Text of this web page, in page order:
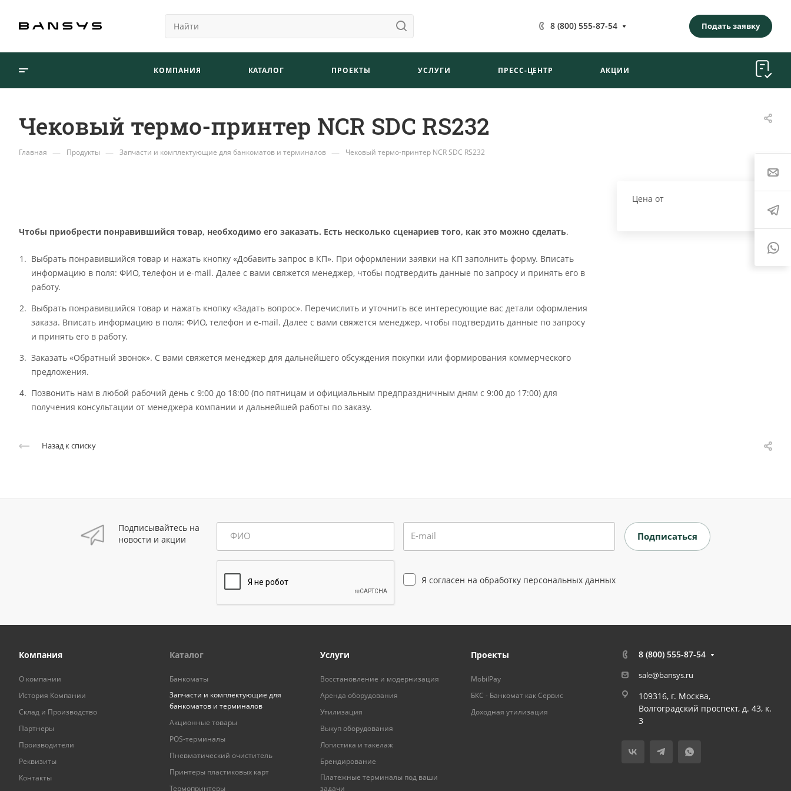
8 (800) 555-87-54 Подать заявку
КОМПАНИЯ КАТАЛОГ ПРОЕКТЫ УСЛУГИ ПРЕСС-ЦЕНТР АКЦИИ
Чековый термо-принтер NCR SDC RS232
Главная — Продукты — Запчасти и комплектующие для банкоматов и терминалов — Чековый термо-принтер NCR SDC RS232
Цена от
Чтобы приобрести понравившийся товар, необходимо его заказать. Есть несколько сценариев того, как это можно сделать.
Выбрать понравившийся товар и нажать кнопку «Добавить запрос в КП». При оформлении заявки на КП заполнить форму. Вписать
информацию в поля: ФИО, телефон и e-mail. Далее с вами свяжется менеджер, чтобы подтвердить данные по запросу и принять его в
работу.
Выбрать понравившийся товар и нажать кнопку «Задать вопрос». Перечислить и уточнить все интересующие вас детали оформления
заказа. Вписать информацию в поля: ФИО, телефон и e-mail. Далее с вами свяжется менеджер, чтобы подтвердить данные по запросу
и принять его в работу.
Заказать «Обратный звонок». С вами свяжется менеджер для дальнейшего обсуждения покупки или формирования коммерческого
предложения.
Позвонить нам в любой рабочий день с 9:00 до 18:00 (по пятницам и официальным предпраздничным дням с 9:00 до 17:00) для
получения консультации от менеджера компании и дальнейшей работы по заказу.
Назад к списку
Подписывайтесь на
новости и акции
ФИО E-mail
Я согласен на обработку персональных данных
Компания
О компании
История Компании
Склад и Производство
Партнеры
Производители
Реквизиты
Контакты
Каталог
Банкоматы
Запчасти и комплектующие для
банкоматов и терминалов
Акционные товары
POS-терминалы
Пневматический очиститель
Принтеры пластиковых карт
Термопринтеры
Услуги
Восстановление и модернизация
Аренда оборудования
Утилизация
Выкуп оборудования
Логистика и такелаж
Брендирование
Платежные терминалы под ваши
задачи
Проекты
MobilPay
БКС - Банкомат как Сервис
Доходная утилизация
8 (800) 555-87-54
sale@bansys.ru
109316, г. Москва,
Волгоградский проспект, д. 43, к.
3